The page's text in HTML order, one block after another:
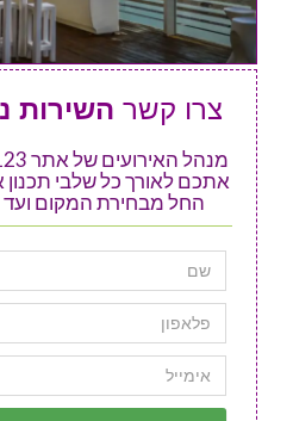
צרו קשר השירות
אתכם לאורך כל שלבי
החל מבחירת המקום